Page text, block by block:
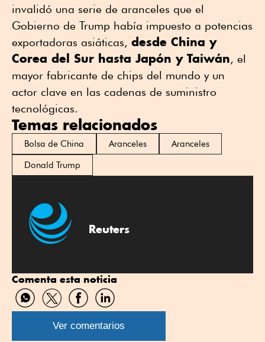
invalidó una serie de aranceles que el
Gobierno de Trump había impuesto a potencias
exportadoras asiáticas, desde China y
Corea del Sur hasta Japón y Taiwán, el
mayor fabricante de chips del mundo y un
actor clave en las ⁠cadenas de suministro
tecnológicas.
Temas relacionados
Bolsa de China Aranceles
Aranceles
Donald Trump
Reuters
Comenta esta noticia
Compartir
por
WhatsApp
Compartir
por
Twitter
Compartir
por
Facebook
Compartir
por
Linkedin
Ver comentarios